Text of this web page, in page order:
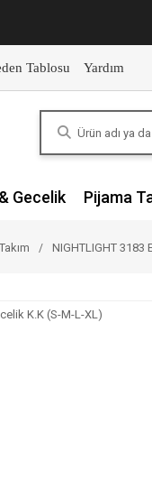
Tablosu Yardım
Gecelik Pijama
NIGHTLIGHT 3183